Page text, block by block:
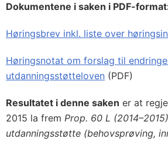
Dokumentene i saken i PDF-
Høringsbrev inkl. liste over
Høringsnotat om forslag til
utdanningsstøtteloven (PDF)
Resultatet i denne saken er at
2015 la frem Prop. 60 L
utdanningsstøtte (behovsprøving,